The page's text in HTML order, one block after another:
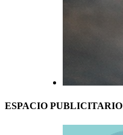
ESPACIO PUBLICITARIO